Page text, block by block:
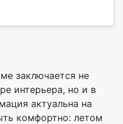
заключается не
интерьера, но и в
актуальна на
комфортно: летом